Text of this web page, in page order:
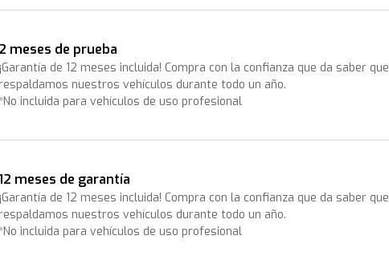
2 meses de prueba
¡Garantía de 12 meses incluida! Compra con la confianza que da saber que
respaldamos nuestros vehículos durante todo un año.
incluida para vehículos de uso profesional
12 meses de garantía
¡Garantía de 12 meses incluida! Compra con la confianza que da saber que
respaldamos nuestros vehículos durante todo un año.
incluida para vehículos de uso profesional